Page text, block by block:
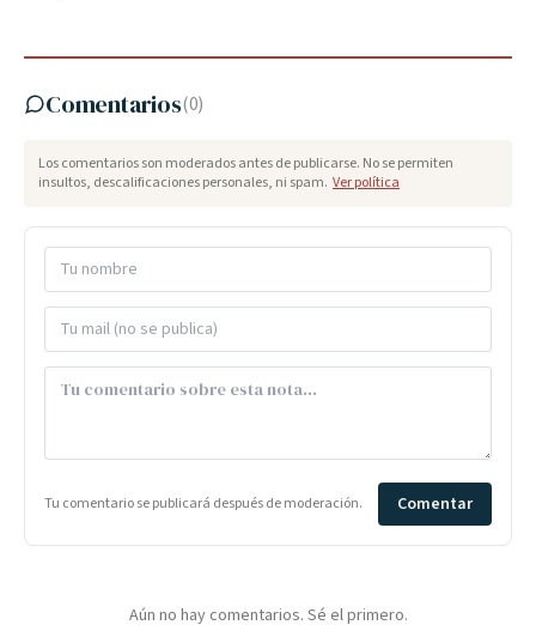
Comentarios(0)
Los comentarios son moderados antes de publicarse. No se permiten
insultos, descalificaciones personales, ni spam. Ver política
Tu comentario se publicará después de moderación. Comentar
Aún no hay comentarios. Sé el primero.